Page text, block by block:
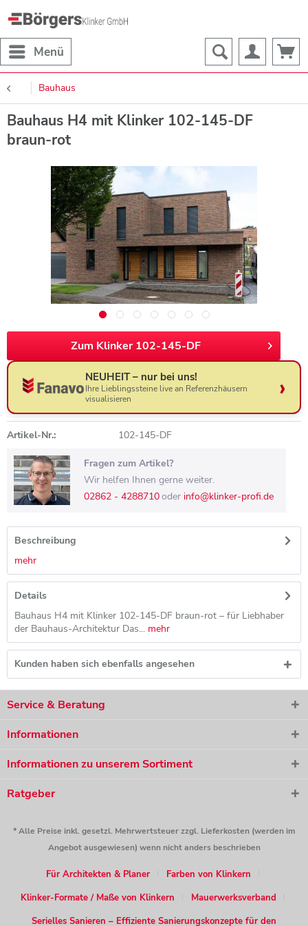
Menü
Bauhaus
Bauhaus H4 mit Klinker 102-145-DF
braun-rot
Zum Klinker 102-145-DF
NEUHEIT – nur bei uns!
Ihre Lieblingssteine live an Referenzhäusern
visualisieren
Artikel-Nr.: 102-145-DF
Fragen zum Artikel?
Wir helfen Ihnen gerne weiter.
02862 - 4288710oder info@klinker-profi.de
Beschreibung
mehr
Details
Bauhaus H4 mit Klinker 102-145-DF braun-rot – für Liebhaber
der Bauhaus-Architektur Das... mehr
Kunden haben sich ebenfalls angesehen
Service & Beratung
Informationen
Informationen zu unserem Sortiment
Ratgeber
* Alle Preise inkl. gesetzl. Mehrwertsteuer zzgl. Lieferkosten (werden im
Angebot ausgewiesen) wenn nicht anders beschrieben
Für Architekten & Planer
Farben von Klinkern
Klinker-Formate / Maße von Klinkern
Mauerwerksverband
Serielles Sanieren – Effiziente Sanierungskonzepte für den